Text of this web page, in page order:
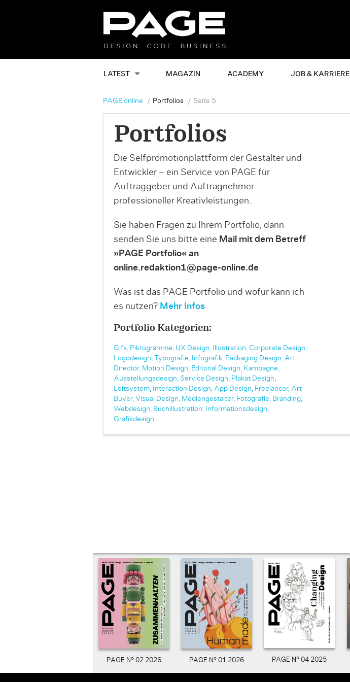
LATEST MAGAZIN ACADEMY JOB & KARRIERE
PAGE online Portfolios Seite 5
Portfolios
Die Selfpromotionplattform der Gestalter und
Entwickler – ein Service von PAGE für
Auftraggeber und Auftragnehmer
professioneller Kreativleistungen.
Sie haben Fragen zu Ihrem Portfolio, dann
senden Sie uns bitte eine Mail mit dem Betreff
»PAGE Portfolio« an
online.redaktion1@page-online.de
Was ist das PAGE Portfolio und wofür kann ich
es nutzen? Mehr Infos
Portfolio Kategorien:
Gifs, Piktogramme, UX Design, Illustration, Corporate Design,
Logodesign,
Typografie, Infografik, Packaging Design, Art
Director, Motion Design, Editorial Design, Kampagne,
Ausstellungsdesign, Service Design, Plakat Design,
Leitsystem,
Interaction Design, App Design, Freelancer, Art
Buyer, Visual Design, Mediengestalter, Fotografie, Branding,
Webdesign, Buchillustration,
Informationsdesign,
Grafikdesign
PAGE N° 02 2026 PAGE N° 01 2026 PAGE N° 04 2025